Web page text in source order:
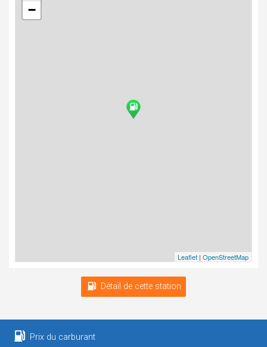
−
Leaflet | OpenStreetMap
Détail de cette station
Prix du carburant